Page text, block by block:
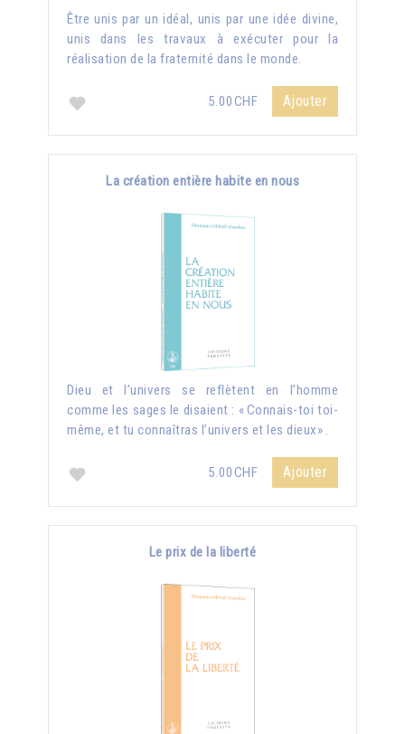
Être unis par un idéal, unis par une idée divine,
unis dans les travaux à exécuter pour la
réalisation de la fraternité dans le monde.
5.00CHF Ajouter
La création entière habite en nous
Dieu et l’univers se reflètent en l’homme
comme les sages le disaient : « Connais-toi toi-
même, et tu connaîtras l’univers et les dieux» .
5.00CHF Ajouter
Le prix de la liberté